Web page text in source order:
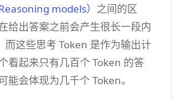
models） 之间的区
给出答案之前会产生很长一段内
而这些思考 Token 是作为输出计
看起来只有几百个 Token 的答
能会体现为几千个 Token。